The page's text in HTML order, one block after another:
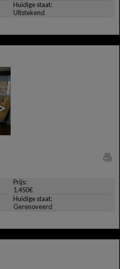
Huidige staat:
Uitstekend
Prijs:
1.450€
Huidige staat:
Gerenoveerd